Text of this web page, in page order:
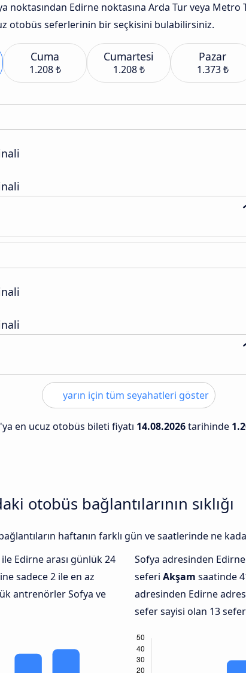
noktasından Edirne noktasına Arda Tur veya
otobüs seferlerinin bir seçkisini bulabilirsiniz.
Cuma
1.208 ₺
Cumartesi
1.208 ₺
Pazar
1.373 ₺
yarın için tüm seyahatleri göster
en ucuz otobüs bileti fiyatı 14.08.2026tarihinde
otobüs bağlantılarının sıklığı
haftanın farklı gün ve saatlerinde ne
Edirne arası günlük 24
sadece 2 ile en az
antrenörler Sofya ve
Sofya adresinden
seferi Akşam saatinde
adresinden Edirne
sefer sayisi olan 13